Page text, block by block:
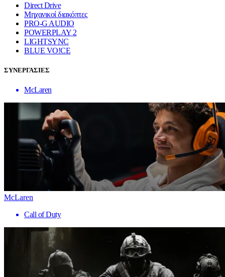
Direct Drive
Μηχανικοί διακόπτες
PRO-G AUDIO
POWERPLAY 2
LIGHTSYNC
BLUE VO!CE
ΣΥΝΕΡΓΑΣΙΕΣ
McLaren
McLaren
Call of Duty